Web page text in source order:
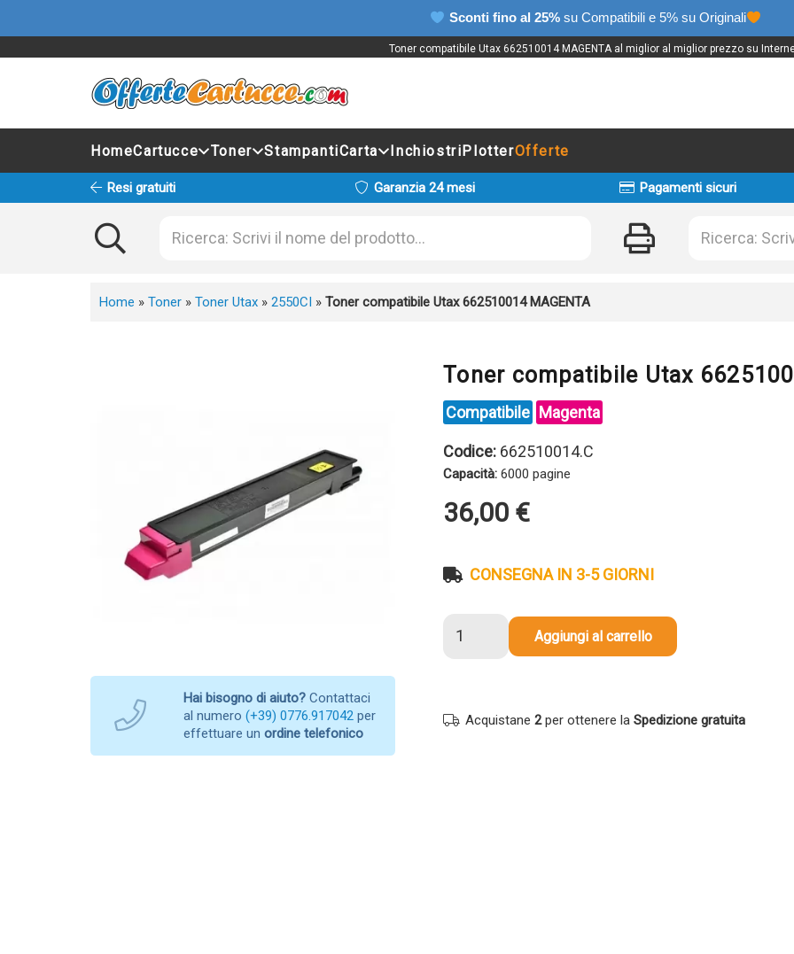
Sconti fino al 25% su Compatibili e 5% su Originali
Toner compatibile Utax 662510014 MAGENTA al miglior al miglior prezzo su
HomeCartucce Toner StampantiCarta InchiostriPlotterOfferte
Resi gratuiti Garanzia 24 mesi Pagamenti sicuri
Home » Toner » Toner Utax » 2550CI » Toner compatibile Utax 662510014 MAGENTA
Hai bisogno di aiuto? Contattaci
al numero (+39) 0776.917042 per
effettuare un ordine telefonico
Toner compatibile Utax
Compatibile Magenta
Codice: 662510014.C
Capacità: 6000 pagine
36,00 €
CONSEGNA IN 3-5 GIORNI
compatibile
quantità
Aggiungi al carrello
Acquistane 2per ottenere la Spedizione gratuita